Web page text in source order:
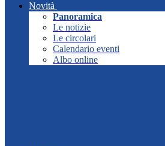
Novità
Panoramica
Le notizie
Le circolari
Calendario eventi
Albo online